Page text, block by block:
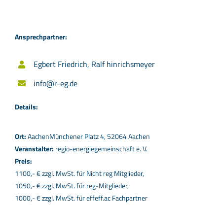
Ansprechpartner:
Egbert Friedrich, Ralf hinrichsmeyer
info@r-eg.de
Details:
Ort:AachenMünchener Platz 4, 52064 Aachen
Veranstalter: regio-energiegemeinschaft e. V.
Preis:
1100,- € zzgl. MwSt. für Nicht reg Mitglieder,
1050,- € zzgl. MwSt. für reg-Mitglieder,
1000,- € zzgl. MwSt. für effeff.ac Fachpartner